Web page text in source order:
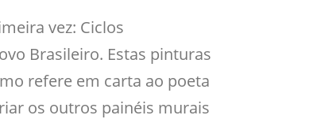
vez: Ciclos
Brasileiro. Estas pinturas
refere em carta ao poeta
os outros painéis murais